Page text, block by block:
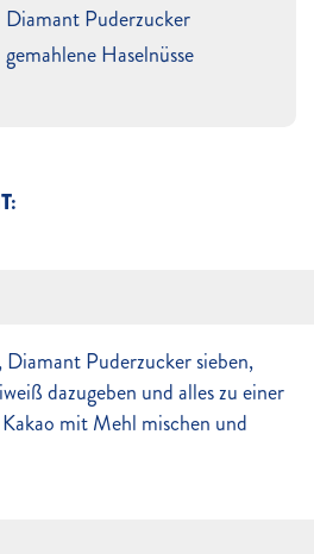
Puderzucker sieben,
dazugeben und alles zu einer
mit Mehl mischen und
Diamant Puderzucker
gemahlene Haselnüsse